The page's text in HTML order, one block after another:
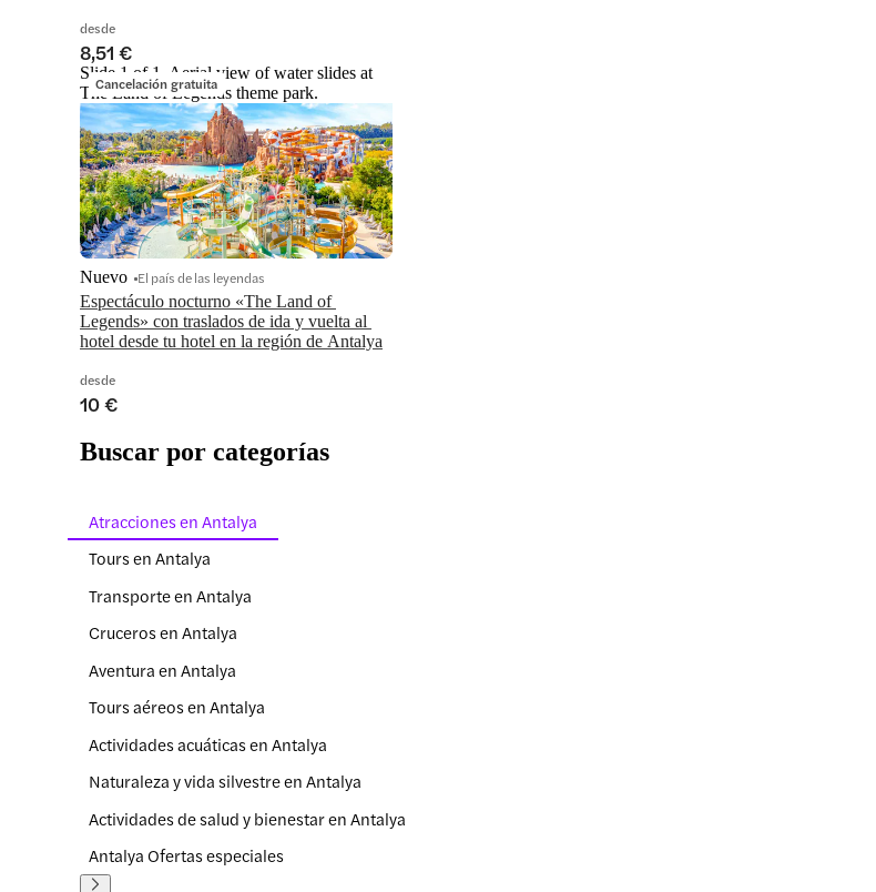
desde
8,51 €
Cancelación gratuita
Slide 1 of 1, Aerial view of water slides at
The Land of Legends theme park.
Espectáculo nocturno «The Land of
Legends» con traslados de ida y vuelta al
hotel desde tu hotel en la región de Antalya
Nuevo El país de las leyendas
desde
10 €
Buscar por categorías
Atracciones en Antalya
Tours en Antalya
Transporte en Antalya
Cruceros en Antalya
Aventura en Antalya
Tours aéreos en Antalya
Actividades acuáticas en Antalya
Naturaleza y vida silvestre en Antalya
Actividades de salud y bienestar en Antalya
Antalya Ofertas especiales